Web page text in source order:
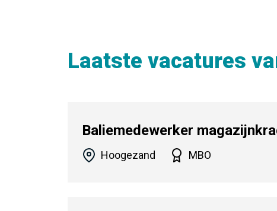
Laatste vacatures
Baliemedewerker
Hoogezand MBO